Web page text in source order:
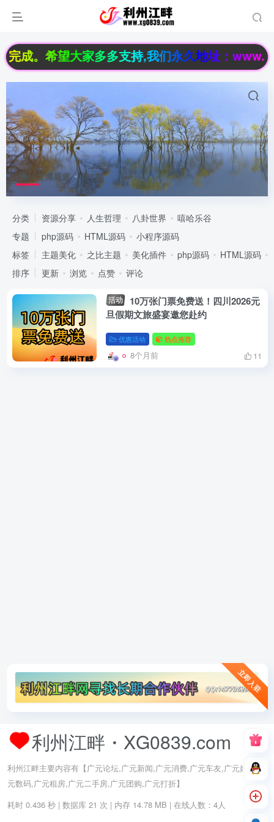
成。希望大家多多支持,我们永久地址：
文博展览 共1篇
分类 资源分享 人生哲理 八卦世界
嘻哈乐谷
专题
php源码 HTML源码
小程序源码
标签
主题美化 之比主题 美化插件 php源码 HTML源码
排序
更新 浏览 点赞 评论
活动
10万张门票免费送！四川2026元
旦假期文旅盛宴邀您赴约
优惠活动 热点推荐
8个月前 11
立即入驻
利州江畔・XG0839.com
利州江畔主要内容有【广元论坛,广元新闻,广元消费,广元车友,广元婚嫁,广
元数码,广元租房,广元二手房,广元团购,广元打折】
耗时 0.436 秒 | 数据库 21 次 | 内存 14.78 MB | 在线人数：4人